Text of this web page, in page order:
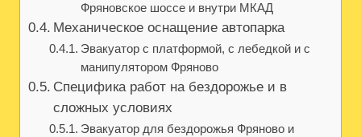
Фряновское шоссе и внутри МКАД
Механическое оснащение автопарка
Эвакуатор с платформой, с лебедкой и с
манипулятором Фряново
Специфика работ на бездорожье и в
сложных условиях
Эвакуатор для бездорожья Фряново и